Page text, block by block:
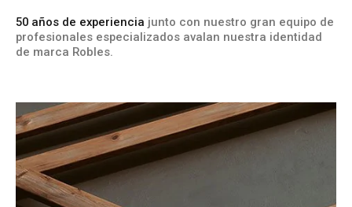
50 años de experiencia junto con nuestro gran equipo de
profesionales especializados avalan nuestra identidad
de marca Robles.